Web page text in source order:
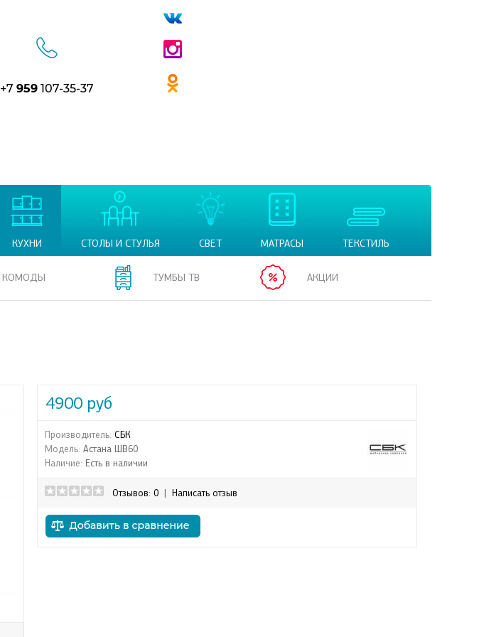
+7 959 107-35-37
КУХНИ СТОЛЫ И СТУЛЬЯ СВЕТ МАТРАСЫ ТЕКСТИЛЬ
КОМОДЫ ТУМБЫ ТВ АКЦИИ
4900 руб
Производитель: СБК
Модель: Астана ШВ60
Наличие: Есть в наличии
Отзывов: 0 Написать отзыв